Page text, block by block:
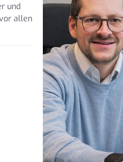
und
allen